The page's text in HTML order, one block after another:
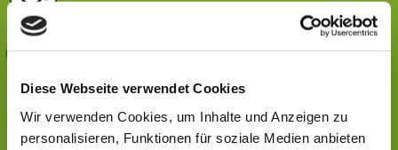
Diese Webseite verwendet Cookies
Wir verwenden Cookies, um Inhalte und Anzeigen zu
personalisieren, Funktionen für soziale Medien anbieten
Flughafentransfer
Shuttleservice